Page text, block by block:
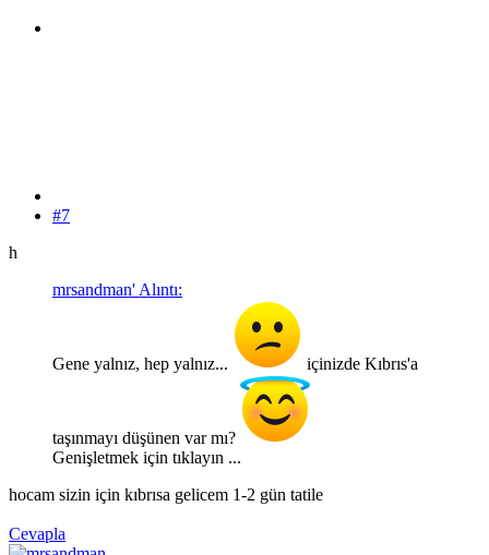
#7
h
mrsandman' Alıntı:
Gene yalnız, hep yalnız... içinizde Kıbrıs'a
taşınmayı düşünen var mı?
Genişletmek için tıklayın ...
hocam sizin için kıbrısa gelicem 1-2 gün tatile
Cevapla